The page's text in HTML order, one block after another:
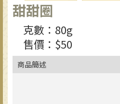
甜甜圈
克數：80g
售價：$50
商品簡述